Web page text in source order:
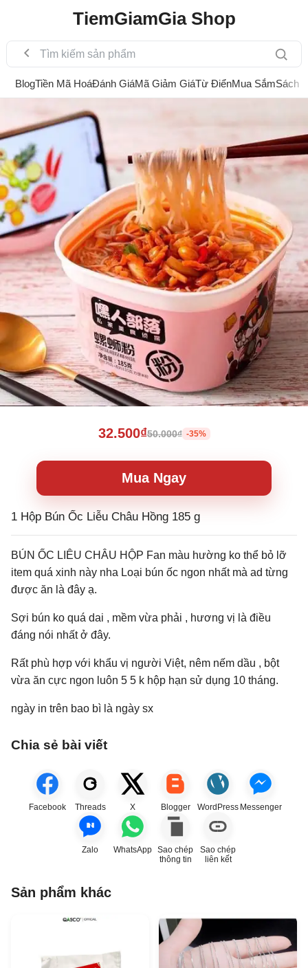
TiemGiamGia Shop
BlogTiền Mã HoáĐánh GiáMã Giảm GiáTừ ĐiểnMua SắmSách
32.500₫50.000₫ -35%
Mua Ngay
1 Hộp Bún Ốc Liễu Châu Hồng 185 g
BÚN ỐC LIÊU CHÂU HỘP Fan màu hường ko thể bỏ lỡ
item quá xinh này nha Loại bún ốc ngon nhất mà ad từng
được ăn là đây ạ.
Sợi bún ko quá dai , mềm vừa phải , hương vị là điều
đáng nói nhất ở đây.
Rất phù hợp với khẩu vị người Việt, nêm nếm dầu , bột
vừa ăn cực ngon luôn 5 5 k hộp hạn sử dụng 10 tháng.
ngày in trên bao bì là ngày sx
Chia sẻ bài viết
Facebook Threads X Blogger WordPress Messenger
Zalo WhatsApp Sao chép
thông tin
Sao chép
liên kết
Sản phẩm khác